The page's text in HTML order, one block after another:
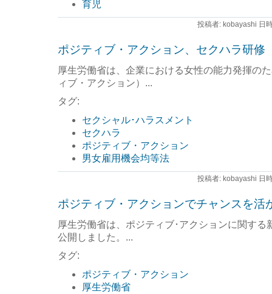
育児
投稿者: kobayashi 日
ポジティブ・アクション、セクハラ研修
厚生労働省は、企業における女性の能力発揮の
ィブ・アクション）...
タグ:
セクシャル･ハラスメント
セクハラ
ポジティブ・アクション
男女雇用機会均等法
投稿者: kobayashi 日
ポジティブ・アクションでチャンスを活
厚生労働省は、ポジティブ･アクションに関する
公開しました。...
タグ:
ポジティブ・アクション
厚生労働省